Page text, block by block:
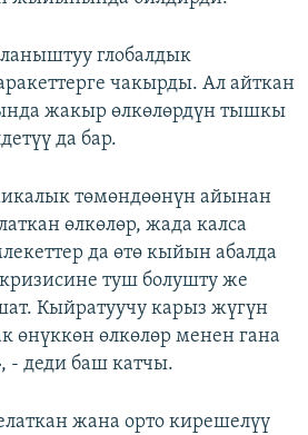
глобалдык
чакырды. Ал айткан
жакыр өлкөлөрдүн тышкы
да бар.
төмөндөөнүн айынан
өлкөлөр, жада калса
да өтө кыйын абалда
туш болушту же
Кыйратуучу карыз жүгүн
өнүккөн өлкөлөр менен гана
- деди баш катчы.
жана орто кирешелүү